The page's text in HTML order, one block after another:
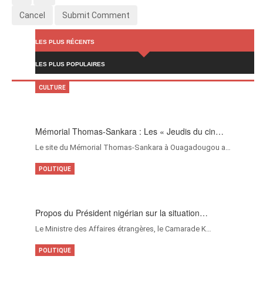
Cancel Submit Comment
LES PLUS RÉCENTS
LES PLUS POPULAIRES
Mémorial Thomas-Sankara : Les « Jeudis du cin…
Le site du Mémorial Thomas-Sankara à Ouagadougou a…
CULTURE
Propos du Président nigérian sur la situation…
Le Ministre des Affaires étrangères, le Camarade K…
POLITIQUE
POLITIQUE